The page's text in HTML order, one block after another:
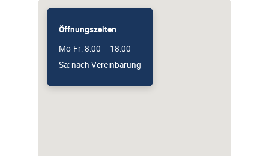
Öffnungszeiten
Mo-Fr: 8:00 – 18:00
Sa: nach Vereinbarung